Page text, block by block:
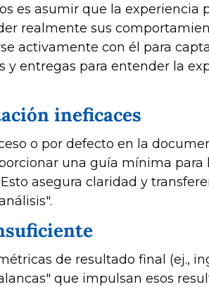
es asumir que la experiencia
realmente sus
activamente con él para
entregas para entender la
ineficaces
o por defecto en la
una guía mínima para
asegura claridad y
de resultado final (ej.,
que impulsan esos